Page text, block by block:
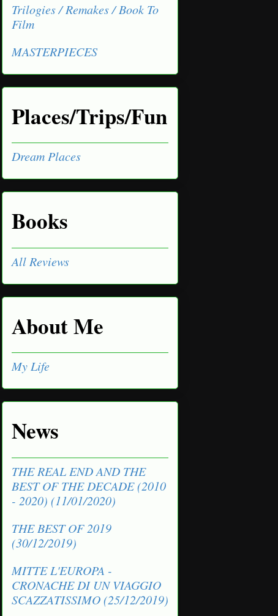
Trilogies / Remakes / Book To
Film
MASTERPIECES
Places/Trips/Fun
Dream Places
Books
All Reviews
About Me
My Life
News
THE REAL END AND THE
BEST OF THE DECADE (2010
- 2020) (11/01/2020)
THE BEST OF 2019
(30/12/2019)
MITTE L'EUROPA -
CRONACHE DI UN VIAGGIO
SCAZZATISSIMO (25/12/2019)